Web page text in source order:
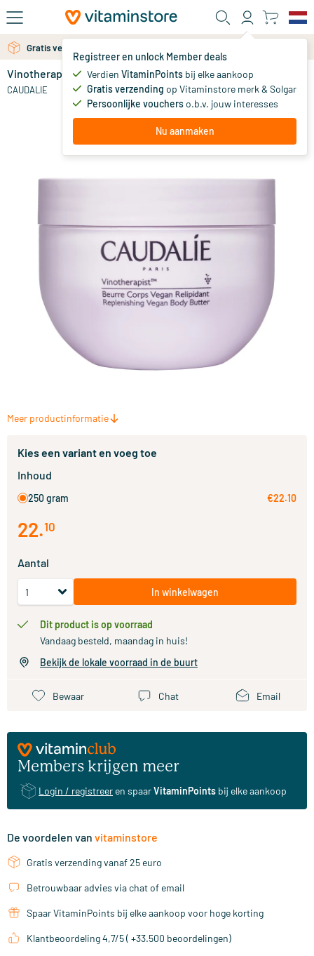
Ga naar de hoofdinhoud
Registreer en unlock Member deals
Verdien VitaminPoints bij elke aankoop
Gratis verzending op Vitaminstore merk & Solgar
Persoonlijke voucherso.b.v. jouw interesses
Nu aanmaken
Gratis verzending vanaf 25 euro
Gratis persoonlijk advies via chat of email
Vinotherapist Herstellende Vegan Body Butter
CAUDALIE 22.
Meer productinformatie
Kies een variant en voeg toe
Inhoud
250 gram €22.10
22.10
Aantal
In winkelwagen
Dit product is op voorraad
Vandaag besteld, maandag in huis!
Bekijk de lokale voorraad in de buurt
Bewaar Chat Email
Members krijgen meer
Login / registreer en spaarVitaminPoints bij elke aankoop
De voordelen van vitaminstore
Gratis verzending vanaf 25 euro
Betrouwbaar advies via chat of email
Spaar VitaminPoints bij elke aankoop voor hoge korting
Klantbeoordeling 4,7/5 ( +33.500 beoordelingen)